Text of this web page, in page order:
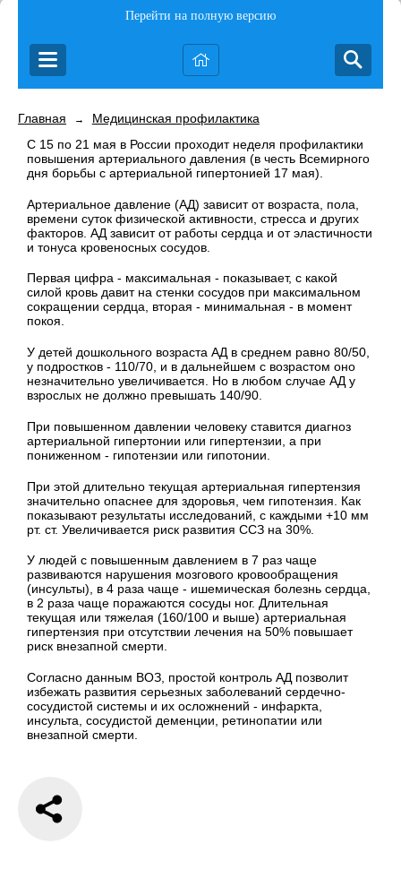
Перейти на полную версию
Главная →
Медицинская профилактика
С 15 по 21 мая в России проходит неделя профилактики
повышения артериального давления (в честь Всемирного
дня борьбы с артериальной гипертонией 17 мая).
Артериальное давление (АД) зависит от возраста, пола,
времени суток физической активности, стресса и других
факторов. АД зависит от работы сердца и от эластичности
и тонуса кровеносных сосудов.
Первая цифра - максимальная - показывает, с какой
силой кровь давит на стенки сосудов при максимальном
сокращении сердца, вторая - минимальная - в момент
покоя.
У детей дошкольного возраста АД в среднем равно 80/50,
у подростков - 110/70, и в дальнейшем с возрастом оно
незначительно увеличивается. Но в любом случае АД у
взрослых не должно превышать 140/90.
При повышенном давлении человеку ставится диагноз
артериальной гипертонии или гипертензии, а при
пониженном - гипотензии или гипотонии.
При этой длительно текущая артериальная гипертензия
значительно опаснее для здоровья, чем гипотензия. Как
показывают результаты исследований, с каждыми +10 мм
рт. ст. Увеличивается риск развития ССЗ на 30%.
У людей с повышенным давлением в 7 раз чаще
развиваются нарушения мозгового кровообращения
(инсульты), в 4 раза чаще - ишемическая болезнь сердца,
в 2 раза чаще поражаются сосуды ног. Длительная
текущая или тяжелая (160/100 и выше) артериальная
гипертензия при отсутствии лечения на 50% повышает
риск внезапной смерти.
Согласно данным ВОЗ, простой контроль АД позволит
избежать развития серьезных заболеваний сердечно-
сосудистой системы и их осложнений - инфаркта,
инсульта, сосудистой деменции, ретинопатии или
внезапной смерти.